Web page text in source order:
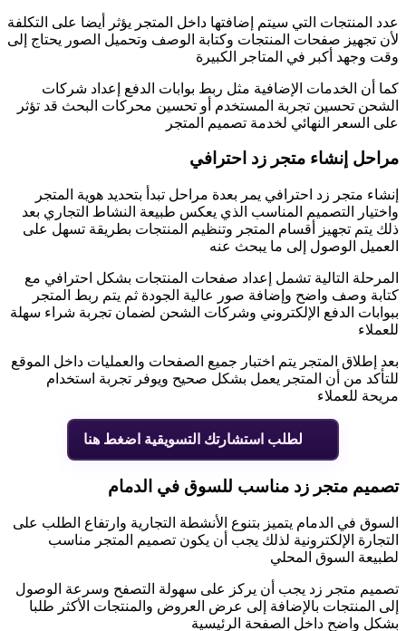
عدد المنتجات التي سيتم إضافتها داخل المتجر يؤثر أيضا على التكلفة
لأن تجهيز صفحات المنتجات وكتابة الوصف وتحميل الصور يحتاج إلى
وقت وجهد أكبر في المتاجر الكبيرة
كما أن الخدمات الإضافية مثل ربط بوابات الدفع إعداد شركات
الشحن تحسين تجربة المستخدم أو تحسين محركات البحث قد تؤثر
على السعر النهائي لخدمة تصميم المتجر
مراحل إنشاء متجر زد احترافي
إنشاء متجر زد احترافي يمر بعدة مراحل تبدأ بتحديد هوية المتجر
واختيار التصميم المناسب الذي يعكس طبيعة النشاط التجاري بعد
ذلك يتم تجهيز أقسام المتجر وتنظيم المنتجات بطريقة تسهل على
العميل الوصول إلى ما يبحث عنه
المرحلة التالية تشمل إعداد صفحات المنتجات بشكل احترافي مع
كتابة وصف واضح وإضافة صور عالية الجودة ثم يتم ربط المتجر
ببوابات الدفع الإلكتروني وشركات الشحن لضمان تجربة شراء سهلة
للعملاء
بعد إطلاق المتجر يتم اختبار جميع الصفحات والعمليات داخل الموقع
للتأكد من أن المتجر يعمل بشكل صحيح ويوفر تجربة استخدام
مريحة للعملاء
لطلب استشارتك التسويقية اضغط هنا
تصميم متجر زد مناسب للسوق في الدمام
السوق في الدمام يتميز بتنوع الأنشطة التجارية وارتفاع الطلب على
التجارة الإلكترونية لذلك يجب أن يكون تصميم المتجر مناسب
لطبيعة السوق المحلي
تصميم متجر زد يجب أن يركز على سهولة التصفح وسرعة الوصول
إلى المنتجات بالإضافة إلى عرض العروض والمنتجات الأكثر طلبا
بشكل واضح داخل الصفحة الرئيسية